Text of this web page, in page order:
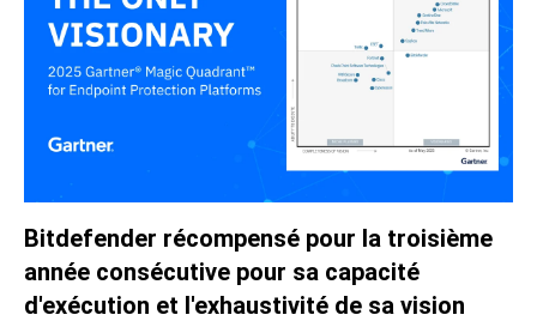
Bitdefender récompensé pour la troisième
année consécutive pour sa capacité
d'exécution et l'exhaustivité de sa vision